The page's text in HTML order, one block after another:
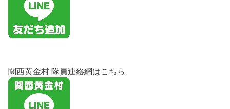
関西黄金村 隊員連絡網はこちら